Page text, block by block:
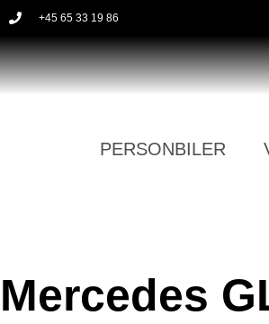
+45 65 33 19 86
PERSONBILER
Mercedes